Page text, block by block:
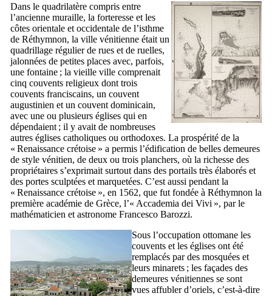
Dans le quadrilatère compris entre
l’ancienne muraille, la forteresse et les
côtes orientale et occidentale de l’isthme
de Réthymnon, la ville vénitienne était un
quadrillage régulier de rues et de ruelles,
jalonnées de petites places avec, parfois,
une fontaine ; la vieille ville comprenait
cinq couvents religieux dont trois
couvents franciscains, un couvent
augustinien et un couvent dominicain,
avec une ou plusieurs églises qui en
dépendaient ; il y avait de nombreuses
autres églises catholiques ou orthodoxes. La prospérité de la
« Renaissance crétoise » a permis l’édification de belles demeures
de style vénitien, de deux ou trois planchers, où la richesse des
propriétaires s’exprimait surtout dans des portails très élaborés et
des portes sculptées et marquetées. C’est aussi pendant la
« Renaissance crétoise », en 1562, que fut fondée à Réthymnon la
première académie de Grèce, l’« Accademia dei Vivi », par le
mathématicien et astronome Francesco Barozzi.
Sous l’occupation ottomane les
couvents et les églises ont été
remplacés par des mosquées et
leurs minarets ; les façades des
demeures vénitiennes se sont
vues affubler d’oriels, c’est-à-dire